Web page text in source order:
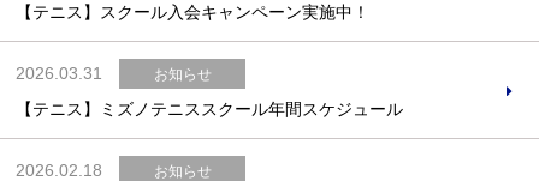
【テニス】スクール入会キャンペーン実施中！
2026.03.31 お知らせ
【テニス】ミズノテニススクール年間スケジュール
2026.02.18 お知らせ